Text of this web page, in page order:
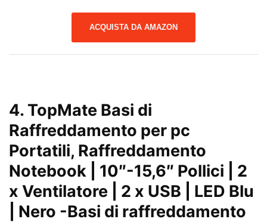
ACQUISTA DA AMAZON
4. TopMate Basi di
Raffreddamento per pc
Portatili, Raffreddamento
Notebook | 10″-15,6″ Pollici | 2
x Ventilatore | 2 x USB | LED Blu
| Nero -Basi di raffreddamento